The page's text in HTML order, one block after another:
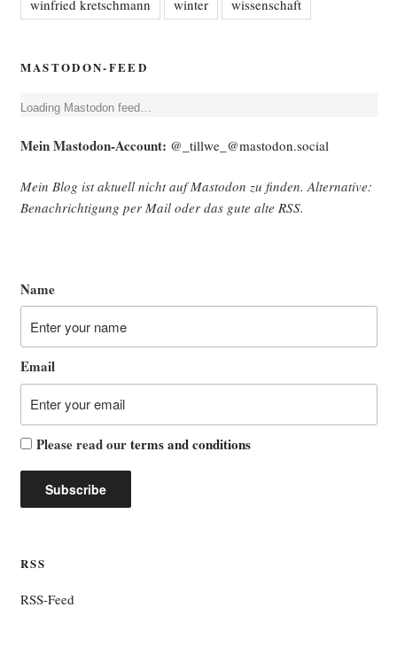
winfried kretschmann
winter wissenschaft
MASTODON-FEED
Loa­ding Mast­o­don feed…
Mein Mast­o­don-Account: @_tillwe_@mastodon.social
Mein Blog ist aktu­ell nicht auf Mast­o­don zu fin­den. Alter­na­ti­ve:
Benach­rich­ti­gung per Mail oder das gute alte RSS.
Name
Email
Please read ourterms and conditions
RSS
RSS-Feed